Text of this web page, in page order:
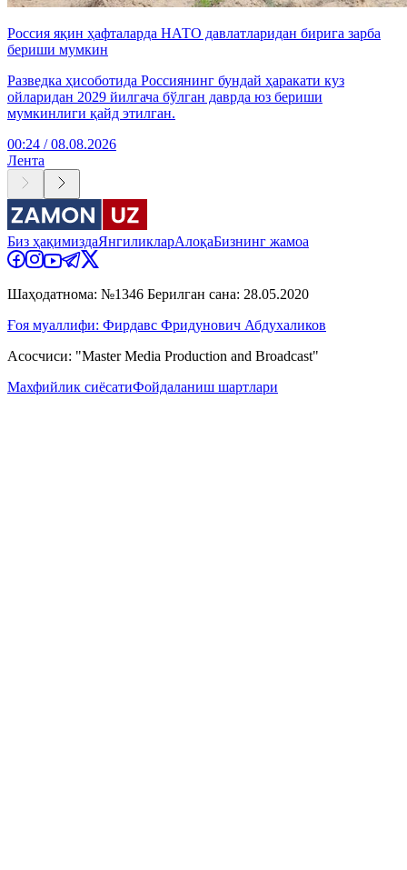
Россия яқин ҳафталарда НАТО давлатларидан бирига зарба
бериши мумкин
Разведка ҳисоботида Россиянинг бундай ҳаракати куз
ойларидан 2029 йилгача бўлган даврда юз бериши
мумкинлиги қайд этилган.
00:24 / 08.08.2026
Лента
Биз ҳақимиздаЯнгиликларАлоқаБизнинг жамоа
Шаҳодатнома: №1346 Берилган сана: 28.05.2020
Ғоя муаллифи: Фирдавс Фридунович Абдухаликов
Асосчиси: "Master Media Production and Broadcast"
Махфийлик сиёсатиФойдаланиш шартлари